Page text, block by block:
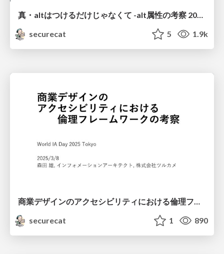
真・altはつけるだけじゃなくて -alt属性の考察 2025年版-
securecat
5 1.9k
商業デザインのアクセシビリティにおける倫理フレームワークの考察
securecat
1 890